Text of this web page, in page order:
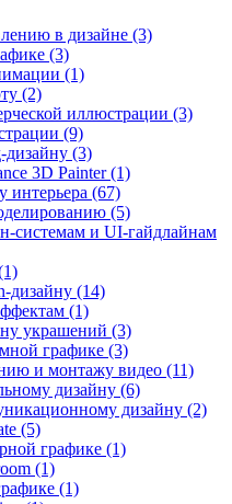
в дизайне (3)
(3)
(1)
(2)
иллюстрации (3)
(9)
(3)
3D Painter (1)
интерьера (67)
(5)
системам и UI-гайдлайнам
дизайну (14)
(1)
украшений (3)
графике (3)
и монтажу видео (11)
дизайну (6)
дизайну (2)
(5)
графике (1)
(1)
(1)